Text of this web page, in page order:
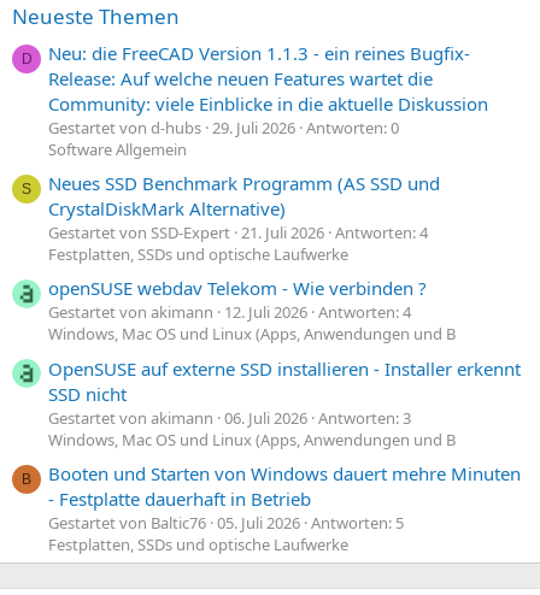
Neueste Themen
D
Neu: die FreeCAD Version 1.1.3 - ein reines Bugfix-
Release: Auf welche neuen Features wartet die
Community: viele Einblicke in die aktuelle Diskussion
Gestartet von d-hubs 29. Juli 2026 Antworten: 0
Software Allgemein
S
Neues SSD Benchmark Programm (AS SSD und
CrystalDiskMark Alternative)
Gestartet von SSD-Expert 21. Juli 2026 Antworten: 4
Festplatten, SSDs und optische Laufwerke
openSUSE webdav Telekom - Wie verbinden ?
Gestartet von akimann 12. Juli 2026 Antworten: 4
Windows, Mac OS und Linux (Apps, Anwendungen und B
OpenSUSE auf externe SSD installieren - Installer erkennt
SSD nicht
Gestartet von akimann 06. Juli 2026 Antworten: 3
Windows, Mac OS und Linux (Apps, Anwendungen und B
B
Booten und Starten von Windows dauert mehre Minuten
- Festplatte dauerhaft in Betrieb
Gestartet von Baltic76 05. Juli 2026 Antworten: 5
Festplatten, SSDs und optische Laufwerke